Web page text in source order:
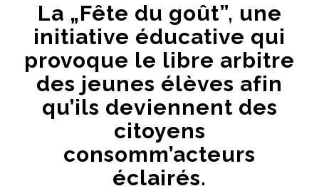
La „Fête du goût”, une
initiative éducative qui
provoque le libre arbitre
des jeunes élèves afin
qu’ils deviennent des
citoyens
consomm’acteurs
éclairés.